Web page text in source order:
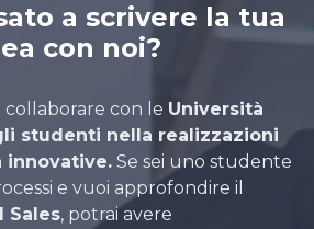
a scrivere la tua
con noi?
collaborare con le Università
studenti nella realizzazioni
innovative. Se sei uno studente
e vuoi approfondire il
Sales, potrai avere